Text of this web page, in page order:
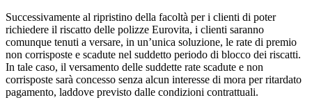
Successivamente al ripristino della facoltà per i clienti di poter
richiedere il riscatto delle polizze Eurovita, i clienti saranno
comunque tenuti a versare, in un’unica soluzione, le rate di premio
non corrisposte e scadute nel suddetto periodo di blocco dei riscatti.
In tale caso, il versamento delle suddette rate scadute e non
corrisposte sarà concesso senza alcun interesse di mora per ritardato
pagamento, laddove previsto dalle condizioni contrattuali.